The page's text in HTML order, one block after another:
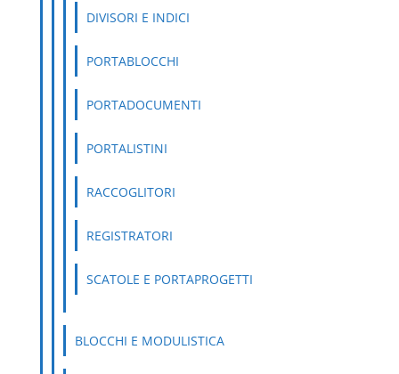
DIVISORI E INDICI
PORTABLOCCHI
PORTADOCUMENTI
PORTALISTINI
RACCOGLITORI
REGISTRATORI
SCATOLE E PORTAPROGETTI
BLOCCHI E MODULISTICA